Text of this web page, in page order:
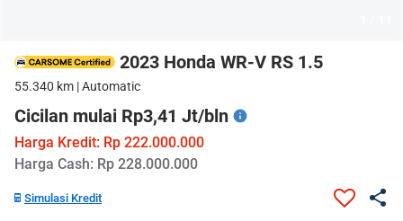
2023 Honda WR-V RS 1.5
55.340 km | Automatic
Cicilan mulai Rp3,41 Jt/bln
Harga Kredit: Rp 222.000.000
Harga Cash: Rp 228.000.000
Simulasi Kredit